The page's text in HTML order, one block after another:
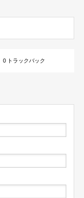
0 トラックバック